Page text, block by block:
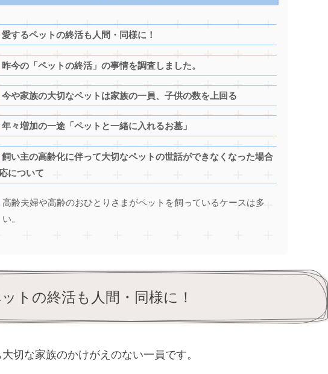
愛するペットの終活も人間・同様に！
昨今の「ペットの終活」の事情を調査しました。
今や家族の大切なペットは家族の一員、子供の数を上回る
年々増加の一途「ペットと一緒に入れるお墓」
飼い主の高齢化に伴って大切なペットの世話ができなくなった場合
について
高齢夫婦や高齢のおひとりさまがペットを飼っているケースは多
い。
トの終活も人間・同様に！
切な家族のかけがえのない一員です。